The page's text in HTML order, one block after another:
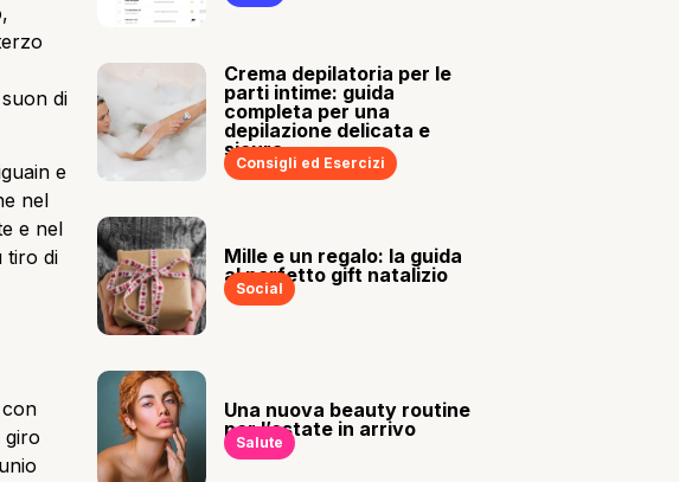
di
e
nel
e nel
tiro di
giro
Crema depilatoria per le
parti intime: guida
completa per una
depilazione delicata e
sicura
Consigli ed Esercizi
Mille e un regalo: la guida
al perfetto gift natalizio
Social
Una nuova beauty routine
per l’estate in arrivo
Salute